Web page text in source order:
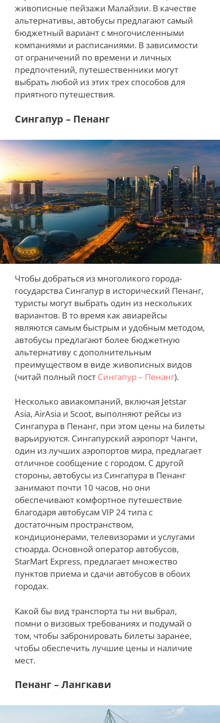
живописные пейзажи Малайзии. В качестве
альтернативы, автобусы предлагают самый
бюджетный вариант с многочисленными
компаниями и расписаниями. В зависимости
от ограничений по времени и личных
предпочтений, путешественники могут
выбрать любой из этих трех способов для
приятного путешествия.
Сингапур – Пенанг
Чтобы добраться из многоликого города-
государства Сингапур в исторический Пенанг,
туристы могут выбрать один из нескольких
вариантов. В то время как авиарейсы
являются самым быстрым и удобным методом,
автобусы предлагают более бюджетную
альтернативу с дополнительным
преимуществом в виде живописных видов
(читай полный пост Сингапур – Пенанг).
Несколько авиакомпаний, включая Jetstar
Asia, AirAsia и Scoot, выполняют рейсы из
Сингапура в Пенанг, при этом цены на билеты
варьируются. Сингапурский аэропорт Чанги,
один из лучших аэропортов мира, предлагает
отличное сообщение с городом. С другой
стороны, автобусы из Сингапура в Пенанг
занимают почти 10 часов, но они
обеспечивают комфортное путешествие
благодаря автобусам VIP 24 типа с
достаточным пространством,
кондиционерами, телевизорами и услугами
стюарда. Основной оператор автобусов,
StarMart Express, предлагает множество
пунктов приема и сдачи автобусов в обоих
городах.
Какой бы вид транспорта ты ни выбрал,
помни о визовых требованиях и подумай о
том, чтобы забронировать билеты заранее,
чтобы обеспечить лучшие цены и наличие
мест.
Пенанг – Лангкави